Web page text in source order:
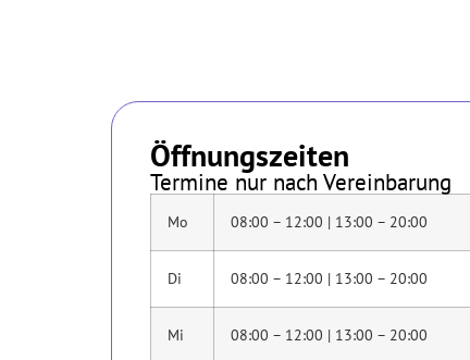
Öffnungszeiten
Termine nur nach Vereinbarung
Mo 08:00 – 12:00 | 13:00 – 20:00
Di 08:00 – 12:00 | 13:00 – 20:00
Mi 08:00 – 12:00 | 13:00 – 20:00